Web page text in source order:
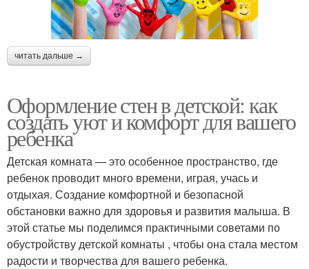
читать дальше →
Оформление стен в детской: как
создать уют и комфорт для вашего
ребенка
Детская комната — это особенное пространство, где
ребенок проводит много времени, играя, учась и
отдыхая. Создание комфортной и безопасной
обстановки важно для здоровья и развития малыша. В
этой статье мы поделимся практичными советами по
обустройству детской комнаты , чтобы она стала местом
радости и творчества для вашего ребенка.